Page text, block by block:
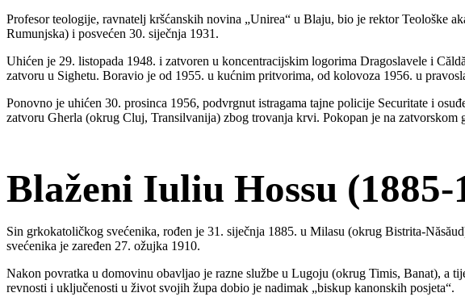
Profesor teologije, ravnatelj kršćanskih novina „Unirea“ u Blaju, bio je rektor Teološke
Rumunjska) i posvećen 30. siječnja 1931.
Uhićen je 29. listopada 1948. i zatvoren u koncentracijskim logorima Dragoslavele i
zatvoru u Sighetu. Boravio je od 1955. u kućnim pritvorima, od kolovoza 1956. u
Ponovno je uhićen 30. prosinca 1956, podvrgnut istragama tajne policije Securitate i
zatvoru Gherla (okrug Cluj, Transilvanija) zbog trovanja krvi. Pokopan je na zatvorskom
Blaženi Iuliu Hossu (1885-
Sin grkokatoličkog svećenika, rođen je 31. siječnja 1885. u Milasu (okrug Bistrita-
svećenika je zaređen 27. ožujka 1910.
Nakon povratka u domovinu obavljao je razne službe u Lugoju (okrug Timis, Banat), a
revnosti i uključenosti u život svojih župa dobio je nadimak „biskup kanonskih posjeta“.